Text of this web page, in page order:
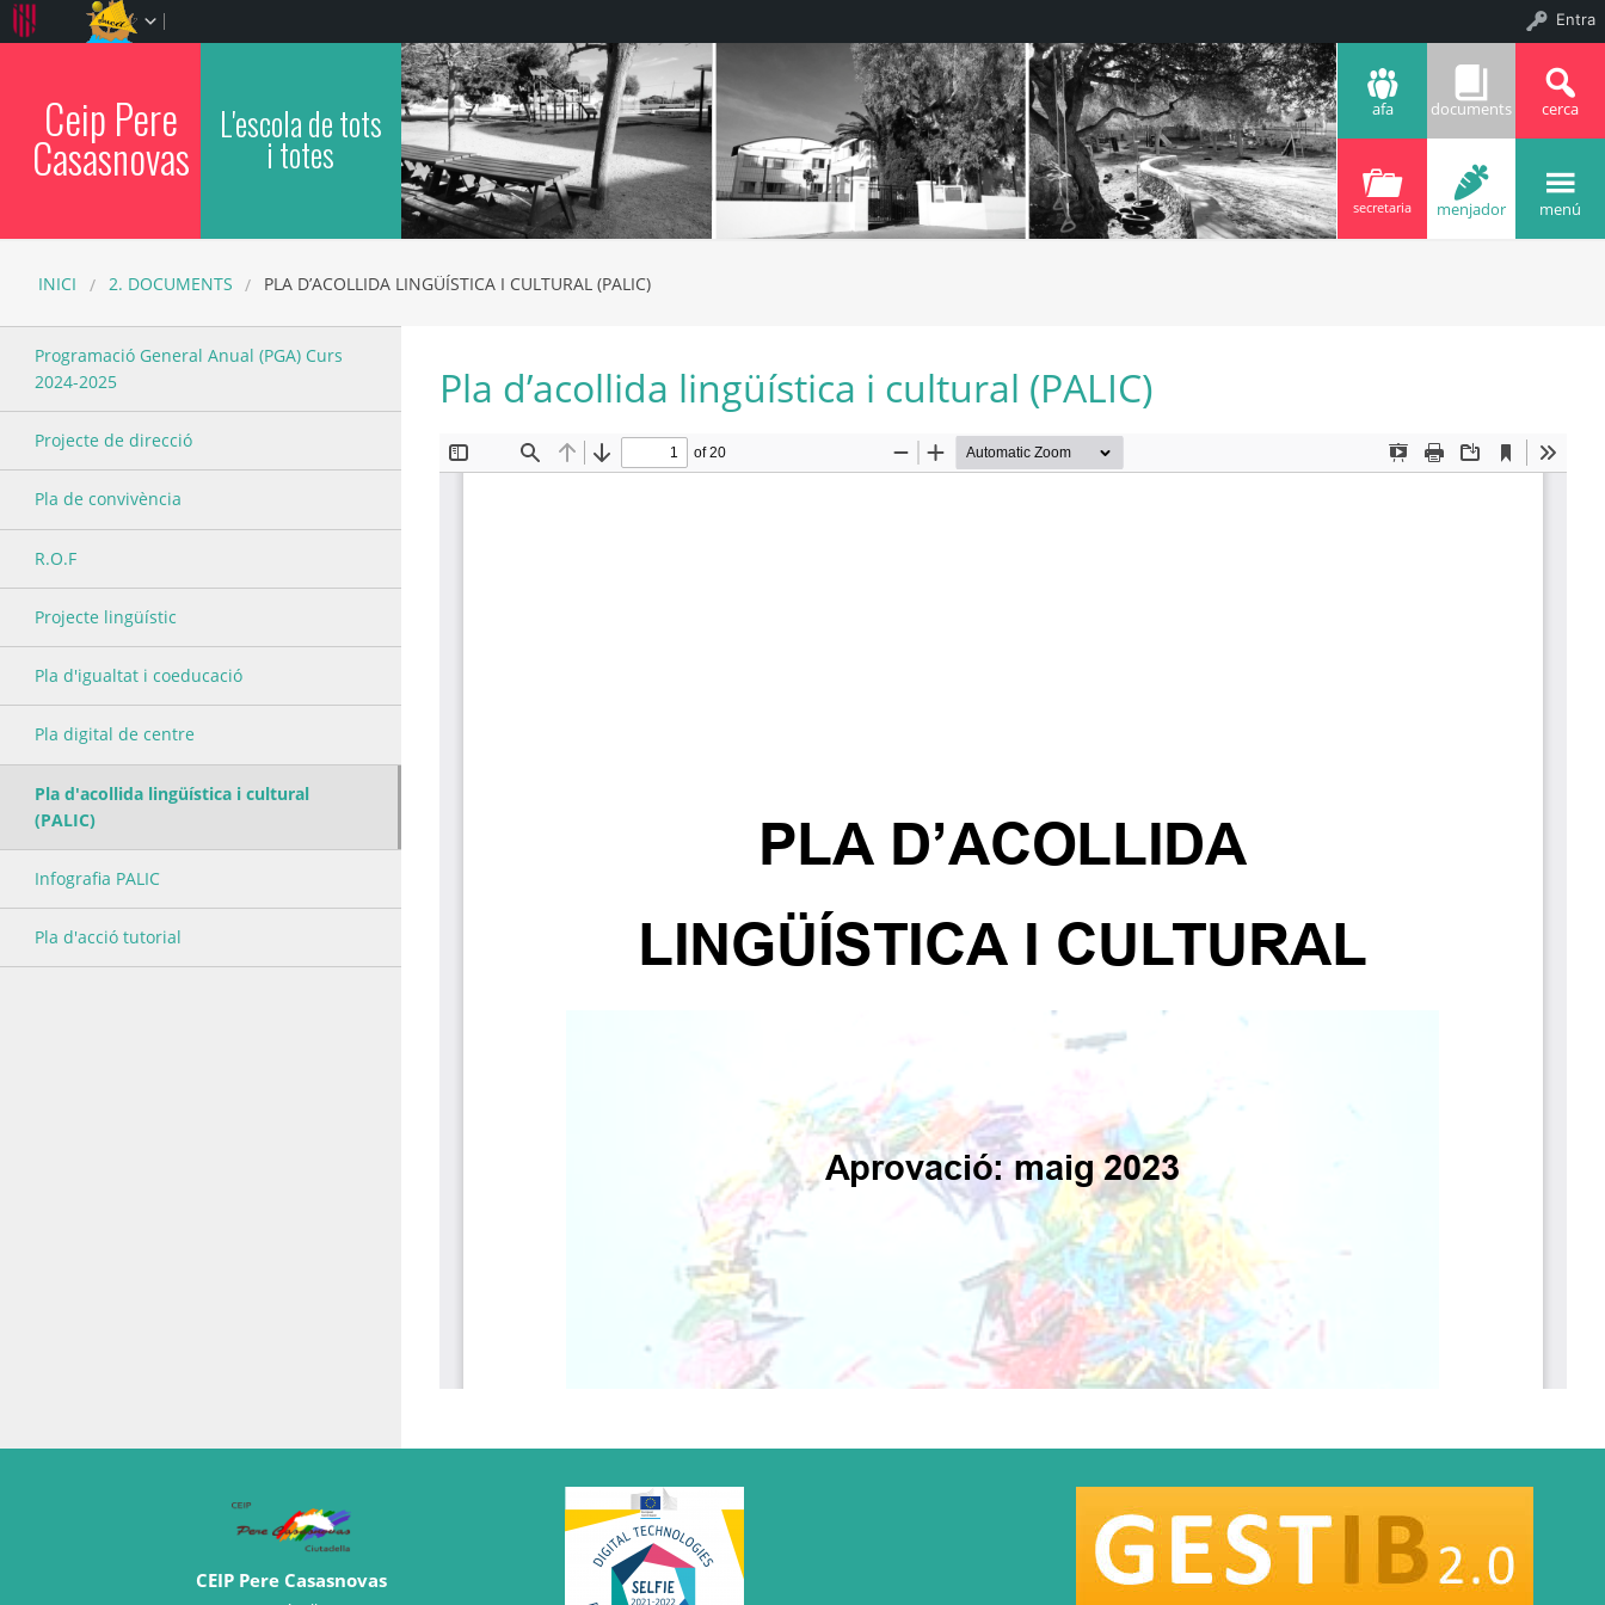
Ceip Pere
Casasnovas
L'escola de tots
i totes
afa documents cerca
secretaria menjador menú
INICI 2. DOCUMENTS PLA D’ACOLLIDA LINGÜÍSTICA I CULTURAL (PALIC)
Pla d’acollida lingüística i cultural (PALIC)
Programació General Anual (PGA) Curs
2024-2025
Projecte de direcció
Pla de convivència
R.O.F
Projecte lingüístic
Pla d'igualtat i coeducació
Pla digital de centre
Pla d'acollida lingüística i cultural
(PALIC)
Infografia PALIC
Pla d'acció tutorial
CEIP Pere Casasnovas
Entra